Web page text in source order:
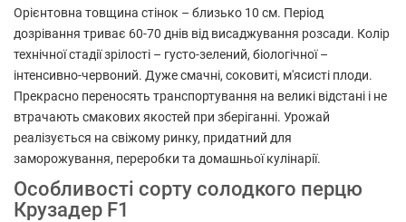
Орієнтовна товщина стінок – близько 10 см. Період
дозрівання триває 60-70 днів від висаджування розсади. Колір
технічної стадії зрілості – густо-зелений, біологічної –
інтенсивно-червоний. Дуже смачні, соковиті, м'ясисті плоди.
Прекрасно переносять транспортування на великі відстані і не
втрачають смакових якостей при зберіганні. Урожай
реалізується на свіжому ринку, придатний для
заморожування, переробки та домашньої кулінарії.
Особливості сорту солодкого перцю
Крузадер F1